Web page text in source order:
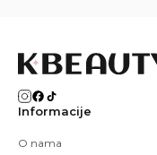
Informacije
O nama